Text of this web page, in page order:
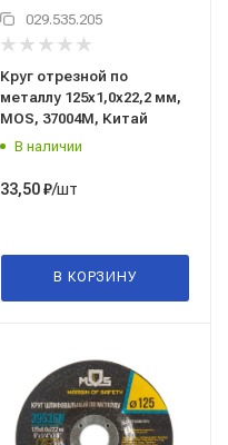
029.535.205
Круг отрезной по
металлу 125x1,0x22,2 мм,
MOS, 37004М, Китай
В наличии
33,50₽/шт
В КОРЗИНУ